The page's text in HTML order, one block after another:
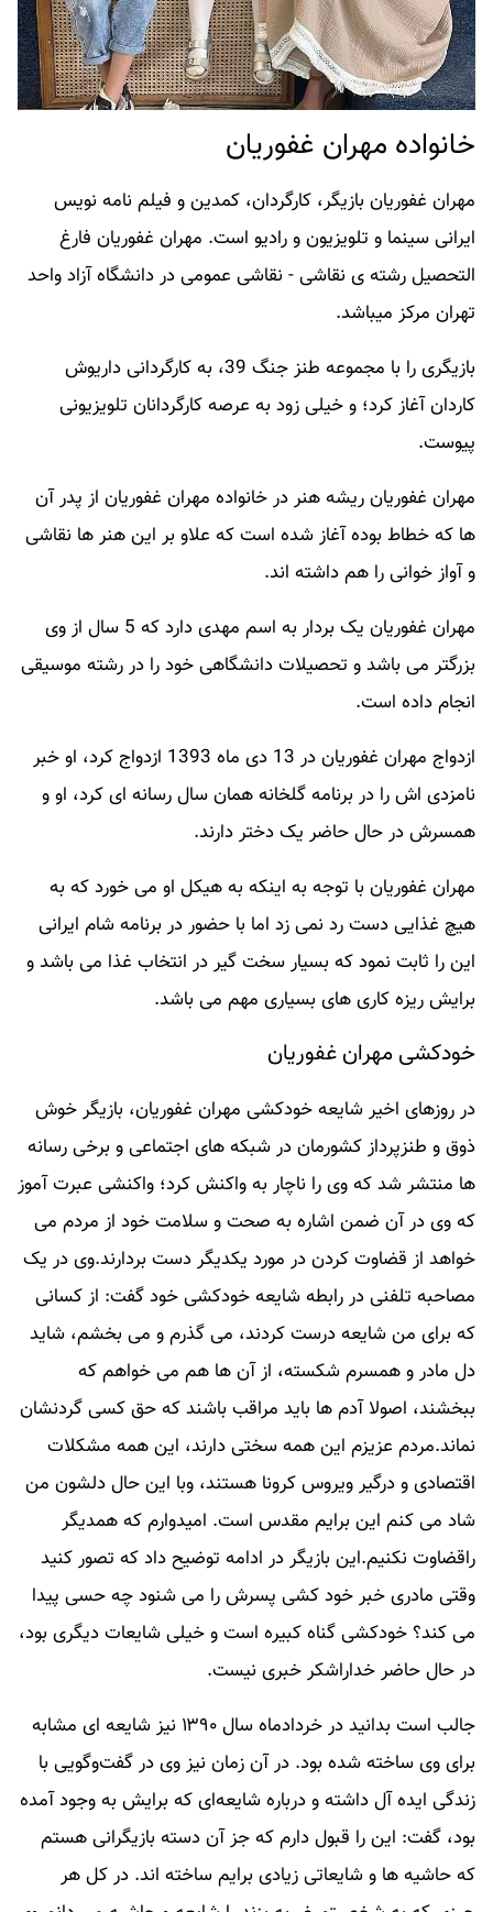
خانواده مهران غفوریان
مهران غفوریان بازیگر، کارگردان، کمدین و فیلم نامه نویس
ایرانی سینما و تلویزیون و رادیو است. مهران غفوریان فارغ
التحصیل رشته ی نقاشی - نقاشی عمومی در دانشگاه آزاد واحد
تهران مرکز میباشد.
بازیگری را با مجموعه طنز جنگ 39، به کارگردانی داریوش
کاردان آغاز کرد؛ و خیلی زود به عرصه کارگردانان تلویزیونی
پیوست.
مهران غفوریان ریشه هنر در خانواده مهران غفوریان از پدر آن
ها که خطاط بوده آغاز شده است که علاو بر این هنر ها نقاشی
و آواز خوانی را هم داشته اند.
مهران غفوریان یک بردار به اسم مهدی دارد که 5 سال از وی
بزرگتر می باشد و تحصیلات دانشگاهی خود را در رشته موسیقی
انجام داده است.
ازدواج مهران غفوریان در 13 دی ماه 1393 ازدواج کرد، او خبر
نامزدی اش را در برنامه گلخانه همان سال رسانه ای کرد، او و
همسرش در حال حاضر یک دختر دارند.
مهران غفوریان با توجه به اینکه به هیکل او می خورد که به
هیچ غذایی دست رد نمی زد اما با حضور در برنامه شام ایرانی
این را ثابت نمود که بسیار سخت گیر در انتخاب غذا می باشد و
برایش ریزه کاری های بسیاری مهم می باشد.
خودکشی مهران غفوریان
در روزهای اخیر شایعه خودکشی مهران غفوریان، بازیگر خوش
ذوق و طنزپرداز کشورمان در شبکه های اجتماعی و برخی رسانه
ها منتشر شد که وی را ناچار به واکنش کرد؛ واکنشی عبرت آموز
که وی در آن ضمن اشاره به صحت و سلامت خود از مردم می
خواهد از قضاوت کردن در مورد یکدیگر دست بردارند.وی در یک
مصاحبه تلفنی در رابطه شایعه خودکشی خود گفت: از کسانی
که برای من شایعه درست کردند، می گذرم و می بخشم، شاید
دل مادر و همسرم شکسته، از آن ها هم می خواهم که
ببخشند، اصولا آدم ها باید مراقب باشند که حق کسی گردنشان
نماند.​مردم عزیزم این همه سختی دارند، این همه مشکلات
اقتصادی و درگیر ویروس کرونا هستند، وبا این حال دلشون من
شاد می کنم این برایم مقدس است. امیدوارم که همدیگر
راقضاوت نکنیم.این بازیگر در ادامه توضیح داد که تصور کنید
وقتی مادری خبر خود کشی پسرش را می شنود چه حسی پیدا
می کند؟ خودکشی گناه کبیره است و خیلی شایعات دیگری بود،
در حال حاضر خداراشکر خبری نیست.
جالب است بدانید در خردادماه سال ۱۳۹۰ نیز شایعه ای مشابه
برای وی ساخته شده بود. در آن زمان نیز وی در گفت‌وگویی با
زندگی ایده آل داشته و درباره شایعه‌ای که برایش به وجود آمده
بود، گفت: این را قبول دارم که جز آن دسته بازیگرانی هستم
که حاشیه ها و شایعاتی زیادی برایم ساخته اند. در کل هر